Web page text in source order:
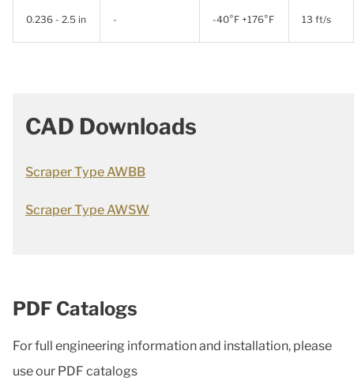
0.236 - 2.5 in - -40°F +176°F 13 ft/s
CAD Downloads
Scraper Type AWBB
Scraper Type AWSW
PDF Catalogs
For full engineering information and installation, please
use our PDF catalogs